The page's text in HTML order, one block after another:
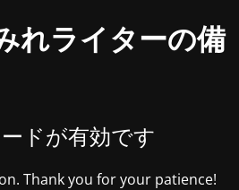
れライターの備
ドが有効です
Thank you for your patience!